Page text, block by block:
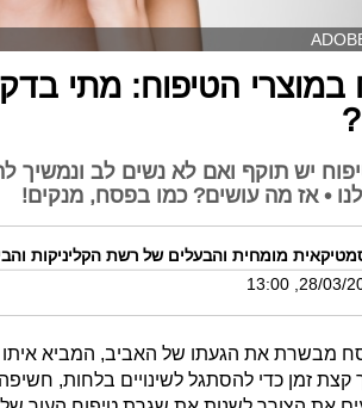
הטיפוח: מתי
יש תוקף ואם לא נשים לב ונמשיך
• אז מה עושים? כמו בפסח, מנקים!
מומחית והבעלים של רשת הקליניקות
מבשרת את הגעתו של האביב, המביא איתו
קצת זמן כדי להסתגל לשינויים בלחות,